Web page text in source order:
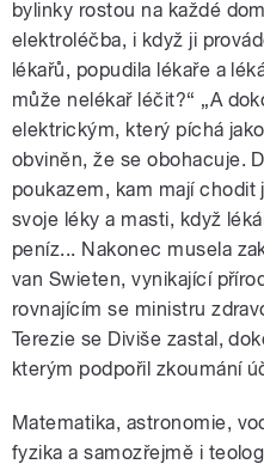
bylinky rostou na každé
elektroléčba, i když ji
lékařů, popudila lékaře a
může nelékař léčit?“ „A
elektrickým, který píchá
obviněn, že se obohacuje.
poukazem, kam mají
svoje léky a masti, když
peníz... Nakonec musela
van Swieten, vynikající
rovnajícím se ministru
Terezie se Diviše zastal,
kterým podpořil zkoumání
Matematika, astronomie,
fyzika a samozřejmě i